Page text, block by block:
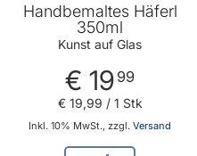
Handbemaltes Häferl
350ml
Kunst auf Glas
€ 19 99
Inkl. 10% MwSt., zzgl. Versand
€ 19,99 / 1 Stk